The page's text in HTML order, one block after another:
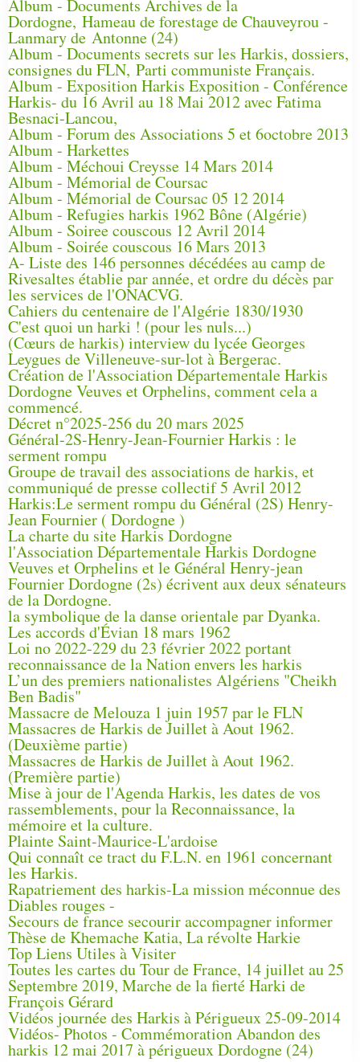
Album - Documents Archives de la
Dordogne, Hameau de forestage de Chauveyrou -
Lanmary de Antonne (24)
Album - Documents secrets sur les Harkis, dossiers,
consignes du FLN, Parti communiste Français.
Album - Exposition Harkis Exposition - Conférence
Harkis- du 16 Avril au 18 Mai 2012 avec Fatima
Besnaci-Lancou,
Album - Forum des Associations 5 et 6octobre 2013
Album - Harkettes
Album - Méchoui Creysse 14 Mars 2014
Album - Mémorial de Coursac
Album - Mémorial de Coursac 05 12 2014
Album - Refugies harkis 1962 Bône (Algérie)
Album - Soiree couscous 12 Avril 2014
Album - Soirée couscous 16 Mars 2013
A- Liste des 146 personnes décédées au camp de
Rivesaltes établie par année, et ordre du décès par
les services de l'ONACVG.
Cahiers du centenaire de l'Algérie 1830/1930
C'est quoi un harki ! (pour les nuls...)
(Cœurs de harkis) interview du lycée Georges
Leygues de Villeneuve-sur-lot à Bergerac.
Création de l'Association Départementale Harkis
Dordogne Veuves et Orphelins, comment cela a
commencé.
Décret n°2025-256 du 20 mars 2025
Général-2S-Henry-Jean-Fournier Harkis : le
serment rompu
Groupe de travail des associations de harkis, et
communiqué de presse collectif 5 Avril 2012
Harkis:Le serment rompu du Général (2S) Henry-
Jean Fournier ( Dordogne )
La charte du site Harkis Dordogne
l'Association Départementale Harkis Dordogne
Veuves et Orphelins et le Général Henry-jean
Fournier Dordogne (2s) écrivent aux deux sénateurs
de la Dordogne.
la symbolique de la danse orientale par Dyanka.
Les accords d'Évian 18 mars 1962
Loi no 2022-229 du 23 février 2022 portant
reconnaissance de la Nation envers les harkis
L’un des premiers nationalistes Algériens "Cheikh
Ben Badis"
Massacre de Melouza 1 juin 1957 par le FLN
Massacres de Harkis de Juillet à Aout 1962.
(Deuxième partie)
Massacres de Harkis de Juillet à Aout 1962.
(Première partie)
Mise à jour de l'Agenda Harkis, les dates de vos
rassemblements, pour la Reconnaissance, la
mémoire et la culture.
Plainte Saint-Maurice-L'ardoise
Qui connaît ce tract du F.L.N. en 1961 concernant
les Harkis.
Rapatriement des harkis-La mission méconnue des
Diables rouges -
Secours de france secourir accompagner informer
Thèse de Khemache Katia, La révolte Harkie
Top Liens Utiles à Visiter
Toutes les cartes du Tour de France, 14 juillet au 25
Septembre 2019, Marche de la fierté Harki de
François Gérard
Vidéos journée des Harkis à Périgueux 25-09-2014
Vidéos- Photos - Commémoration Abandon des
harkis 12 mai 2017 à périgueux Dordogne (24)